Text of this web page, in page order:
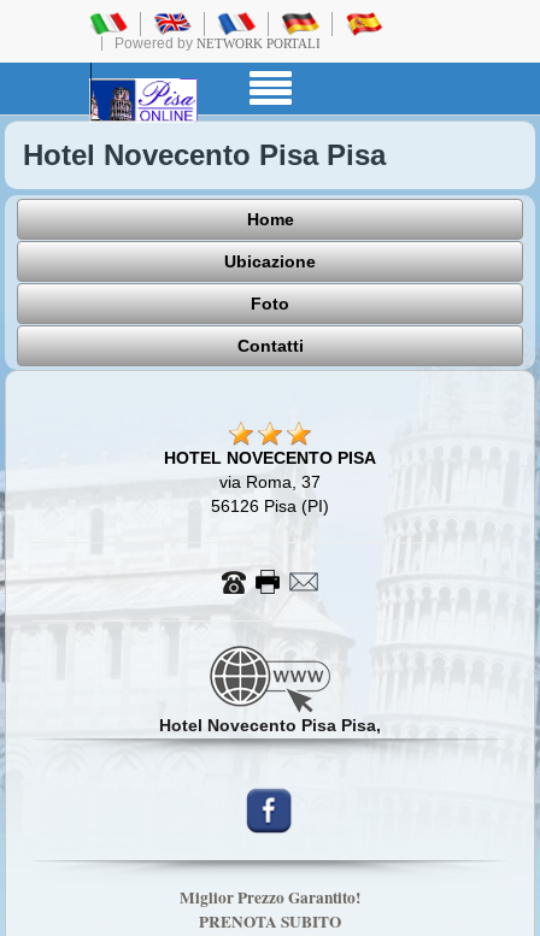
Powered by NETWORK PORTALI
Hotel Novecento Pisa Pisa
Home
Ubicazione
Foto
Contatti
HOTEL NOVECENTO PISA
via Roma, 37
56126 Pisa (PI)
Hotel Novecento Pisa Pisa,
Miglior Prezzo Garantito!
PRENOTA SUBITO